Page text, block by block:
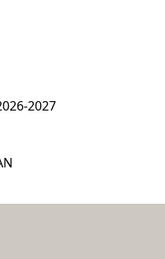
instragram
2027